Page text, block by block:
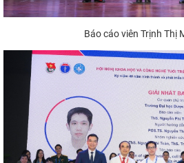
Báo cáo viên Trịnh Thị